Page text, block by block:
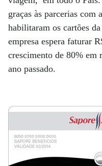
graças às parcerias com
habilitaram os cartões
empresa espera faturar
crescimento de 80% em
ano passado.